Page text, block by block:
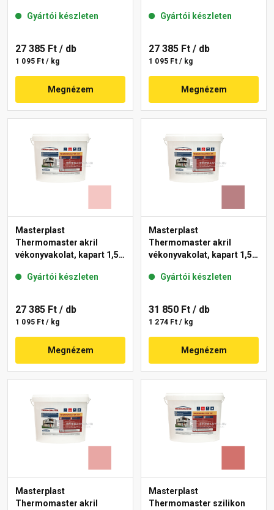
25-D 25 kg
Gyártói készleten
27 385 Ft / db
1 095 Ft / kg
Megnézem
Gyártói készleten
27 385 Ft / db
1 095 Ft / kg
Megnézem
Masterplast
Thermomaster akril
vékonyvakolat, kapart 1,5
Gyártói készleten
27 385 Ft / db
1 095 Ft / kg
Megnézem
Masterplast
Thermomaster akril
vékonyvakolat, kapart 1,5
Gyártói készleten
31 850 Ft / db
1 274 Ft / kg
Megnézem
Masterplast
Thermomaster akril
Masterplast
Thermomaster szilikon